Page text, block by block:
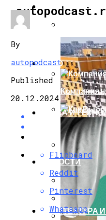
ИНТЕРЕСНОЕ
Как
АВТО
Компания
Как
Как
Новый
НАУКА И
НОВОСТИ
АРХИТЕКТУРА
By
autopodcast
Published
20.12.2024
Flipboard
Reddit
Pinterest
Whatsapp